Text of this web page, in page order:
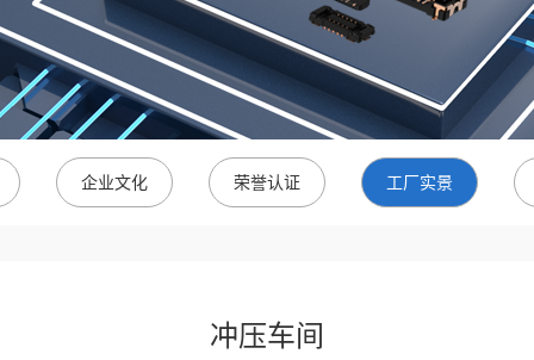
企业文化 荣誉认证 工厂实景
冲压车间